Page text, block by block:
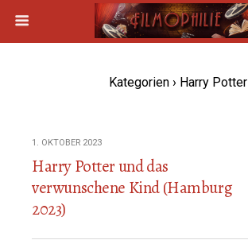
Kategorien › Harry Potter
1. OKTOBER 2023
Harry Potter und das
verwunschene Kind (Hamburg
2023)